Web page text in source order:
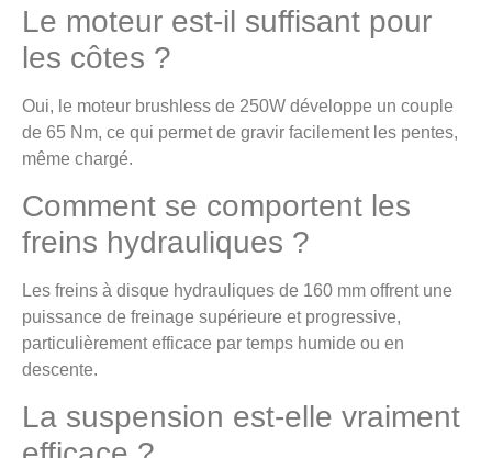
Le moteur est-il suffisant pour
les côtes ?
Oui, le moteur brushless de 250W développe un couple
de 65 Nm, ce qui permet de gravir facilement les pentes,
même chargé.
Comment se comportent les
freins hydrauliques ?
Les freins à disque hydrauliques de 160 mm offrent une
puissance de freinage supérieure et progressive,
particulièrement efficace par temps humide ou en
descente.
La suspension est-elle vraiment